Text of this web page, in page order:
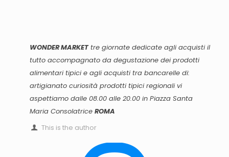
WONDER MARKETtre giornate dedicate agli acquisti il
tutto accompagnato da degustazione dei prodotti
alimentari tipici e agli acquisti tra bancarelle di:
artigianato curiosità prodotti tipici regionali vi
aspettiamo dalle 08.00 alle 20.00 in Piazza Santa
Maria Consolatrice ROMA
This is the author